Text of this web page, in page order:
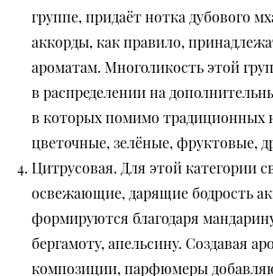
группе, придаёт нотка дубового
аккорды, как правило,
ароматам. Многоликость этой
в распределении на
в которых помимо традиционных
цветочные, зелёные, фруктовые,
Цитрусовая. Для этой категории
освежающие, дарящие бодрость
формируются благодаря
бергамоту, апельсину. Создавая
композиции, парфюмеры